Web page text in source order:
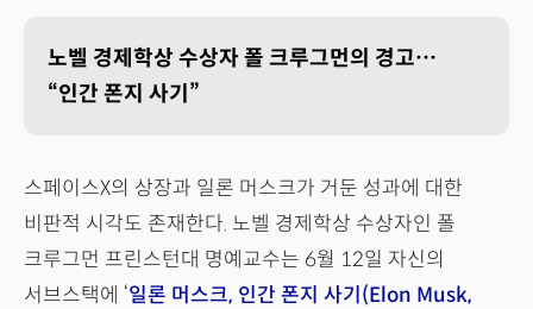
노벨 경제학상 수상자 폴 크루그먼의 경고…
“인간 폰지 사기”
스페이스X의 상장과 일론 머스크가 거둔 성과에 대한
비판적 시각도 존재한다. 노벨 경제학상 수상자인 폴
크루그먼 프린스턴대 명예교수는 6월 12일 자신의
서브스택에 ‘일론 머스크, 인간 폰지 사기(Elon Musk,